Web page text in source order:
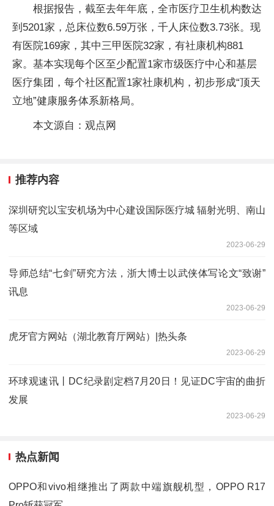
根据报告，截至去年年底，全市医疗卫生机构数达
到5201家，总床位数6.59万张，千人床位数3.73张。现
有医院169家，其中三甲医院32家，有社康机构881
家。基本实现每个区至少配置1家市级医疗中心和基层
医疗集团，每个社区配置1家社康机构，初步形成“顶天
立地”健康服务体系新格局。
本文源自：观点网
推荐内容
深圳研究以宝安机场为中心建设国际医疗城 辐射光明、南山
等区域
2023-06-29
导师总结“七剑”研究方法，浙大博士以武侠体写论文“致谢”
讯息
2023-06-29
虎牙官方网站（湖北教育厅网站）|热头条
2023-06-29
环球观速讯丨DC纪录剧定档7月20日！见证DC宇宙的曲折
发展
2023-06-29
热点新闻
OPPO和vivo相继推出了两款中端旗舰机型，OPPO R17